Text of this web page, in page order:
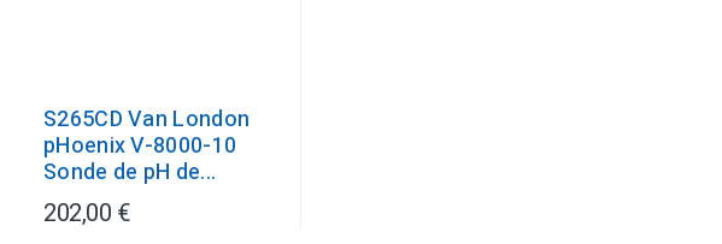
S265CD Van London
pHoenix V-8000-10
Sonde de pH de...
202,00 €